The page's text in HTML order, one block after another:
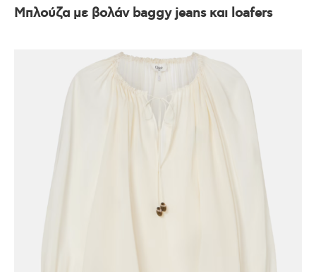
Μπλούζα με βολάν baggy jeans και loafers